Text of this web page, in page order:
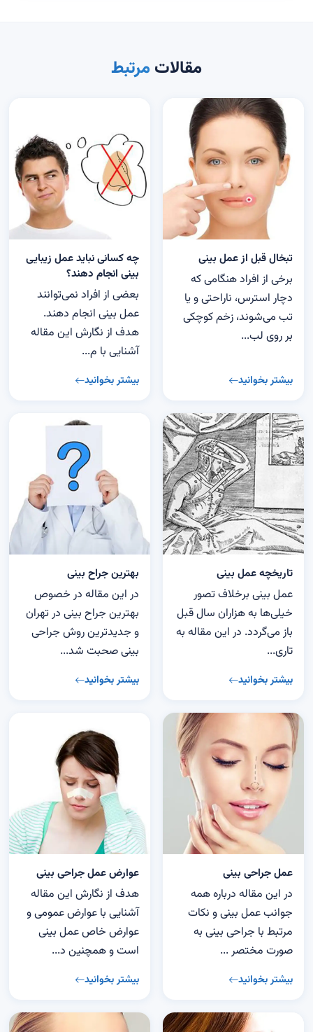
مقالاتمرتبط
تبخال قبل از عمل بینی
برخی از افراد هنگامی که
دچار استرس، ناراحتی و یا
تب می‌شوند، زخم کوچکی
بر روی لب...
بیشتر بخوانید
چه کسانی نباید عمل زیبایی
بینی انجام دهند؟
بعضی از افراد نمی‌توانند
عمل بینی انجام دهند.
هدف از نگارش این مقاله
آشنایی با م...
بیشتر بخوانید
تاریخچه عمل بینی
عمل بینی برخلاف تصور
خیلی‌ها به هزاران سال قبل
باز می‌گردد. در این مقاله به
تاری...
بیشتر بخوانید
بهترین جراح بینی
در این مقاله در خصوص
بهترین جراح بینی در تهران
و جدیدترین روش جراحی
بینی صحبت شد...
بیشتر بخوانید
عمل جراحی بینی
در این مقاله درباره همه
جوانب عمل بینی و نکات
مرتبط با جراحی بینی به
صورت مختصر ...
بیشتر بخوانید
عوارض عمل جراحی بینی
هدف از نگارش این مقاله
آشنایی با عوارض عمومی و
عوارض خاص عمل بینی
است و همچنین د...
بیشتر بخوانید